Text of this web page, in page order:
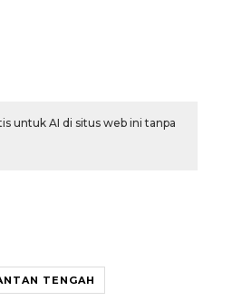
untuk AI di situs web ini tanpa
TENGAH